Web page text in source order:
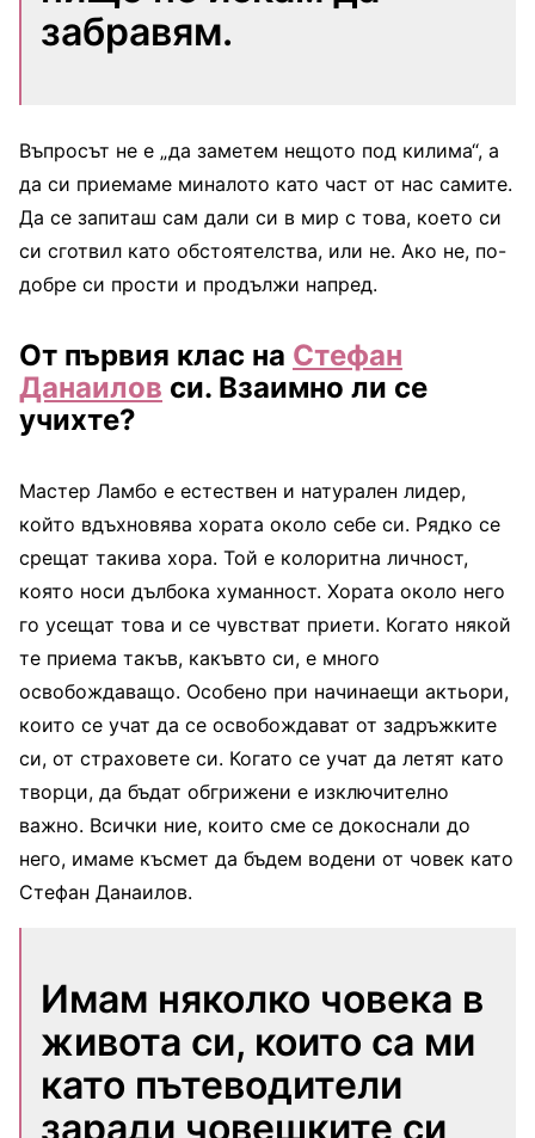
забравям.
Въпросът не е „да заметем нещото под килима“, а
да си приемаме миналото като част от нас самите.
Да се запиташ сам дали си в мир с това, което си
си сготвил като обстоятелства, или не. Ако не, по-
добре си прости и продължи напред.
От първия клас на Стефан
Данаилов си. Взаимно ли се
учихте?
Мастер Ламбо е естествен и натурален лидер,
който вдъхновява хората около себе си. Рядко се
срещат такива хора. Той е колоритна личност,
която носи дълбока хуманност. Хората около него
го усещат това и се чувстват приети. Когато някой
те приема такъв, какъвто си, е много
освобождаващо. Особено при начинаещи актьори,
които се учат да се освобождават от задръжките
си, от страховете си. Когато се учат да летят като
творци, да бъдат обгрижени е изключително
важно. Всички ние, които сме се докоснали до
него, имаме късмет да бъдем водени от човек като
Стефан Данаилов.
Имам няколко човека в
живота си, които са ми
като пътеводители
заради човешките си